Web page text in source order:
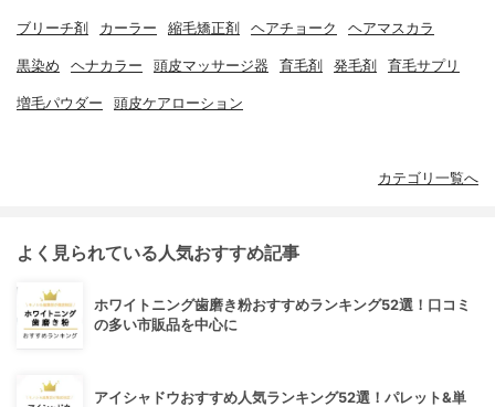
ブリーチ剤 カーラー 縮毛矯正剤 ヘアチョーク ヘアマスカラ
黒染め ヘナカラー 頭皮マッサージ器 育毛剤 発毛剤 育毛サプリ
増毛パウダー 頭皮ケアローション
カテゴリ一覧へ
よく見られている人気おすすめ記事
ホワイトニング歯磨き粉おすすめランキング52選！口コミ
の多い市販品を中心に
アイシャドウおすすめ人気ランキング52選！パレット&単